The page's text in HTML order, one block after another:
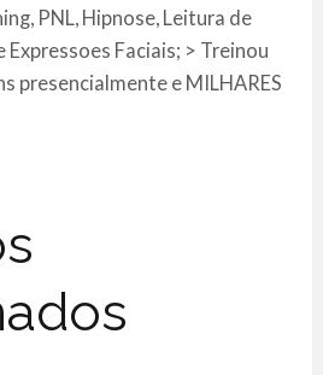
PNL, Hipnose, Leitura de
Expressoes Faciais; > Treinou
presencialmente e MILHARES